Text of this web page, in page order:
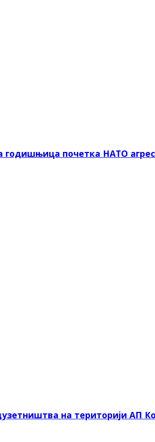
годишњица почетка НАТО
на територији АП